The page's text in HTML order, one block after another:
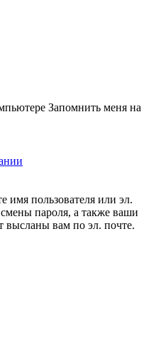
Запомнить меня на
имя пользователя или эл.
пароля, а также ваши
высланы вам по эл. почте.